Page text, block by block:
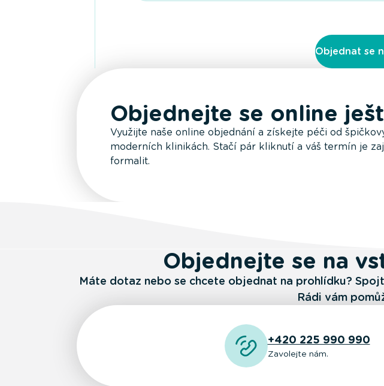
Objednat se
Objednejte se online
Využijte naše online objednání a získejte péči od
moderních klinikách. Stačí pár kliknutí a váš termín je
formalit.
Objednejte se na
Máte dotaz nebo se chcete objednat na prohlídku?
Rádi vám
+420 225 990 990
Zavolejte nám.